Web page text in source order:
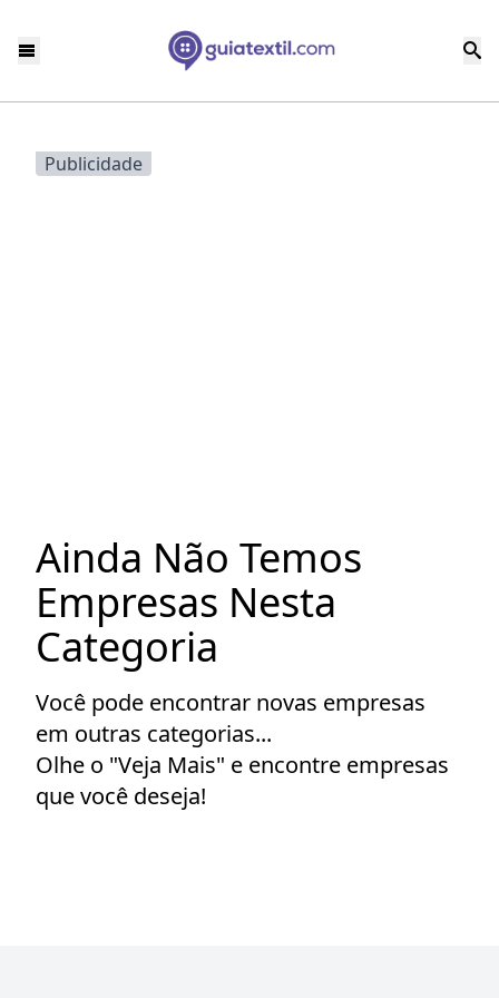
Publicidade
Ainda Não Temos
Empresas Nesta
Categoria
Você pode encontrar novas empresas
em outras categorias...
Olhe o "Veja Mais" e encontre empresas
que você deseja!